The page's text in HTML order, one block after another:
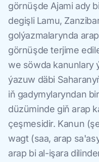
görnüşde Ajami ady
degişli Lamu,
golýazmalarynda
görnüşde terjime
we söwda kanunlary
ýazuw däbi
iň gadymylaryndan
düzüminde giň arap
çeşmesidir. Kanun
wagt (saa, arap
arap bi al-işara